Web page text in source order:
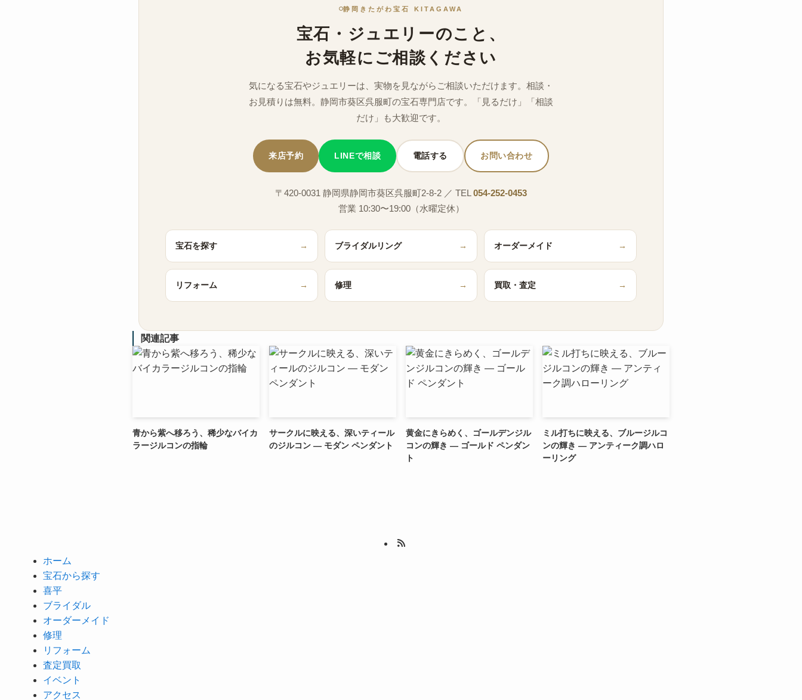
静岡きたがわ宝石 KITAGAWA
宝石・ジュエリーのこと、
お気軽にご相談ください
気になる宝石やジュエリーは、実物を見ながらご相談いただけます。相談・
お見積りは無料。静岡市葵区呉服町の宝石専門店です。「見るだけ」「相談
だけ」も大歓迎です。
来店予約 LINEで相談 電話する お問い合わせ
〒420-0031 静岡県静岡市葵区呉服町2-8-2 ／ TEL 054-252-0453
営業 10:30〜19:00（水曜定休）
宝石を探す → ブライダルリング → オーダーメイド →
リフォーム → 修理 → 買取・査定 →
関連記事
青から紫へ移ろう、稀少なバイカ
ラージルコンの指輪
サークルに映える、深いティール
のジルコン ― モダン ペンダント
黄金にきらめく、ゴールデンジル
コンの輝き ― ゴールド ペンダン
ト
ミル打ちに映える、ブルージルコ
ンの輝き ― アンティーク調ハロ
ーリング
ホーム
宝石から探す
喜平
ブライダル
オーダーメイド
修理
リフォーム
査定買取
イベント
アクセス